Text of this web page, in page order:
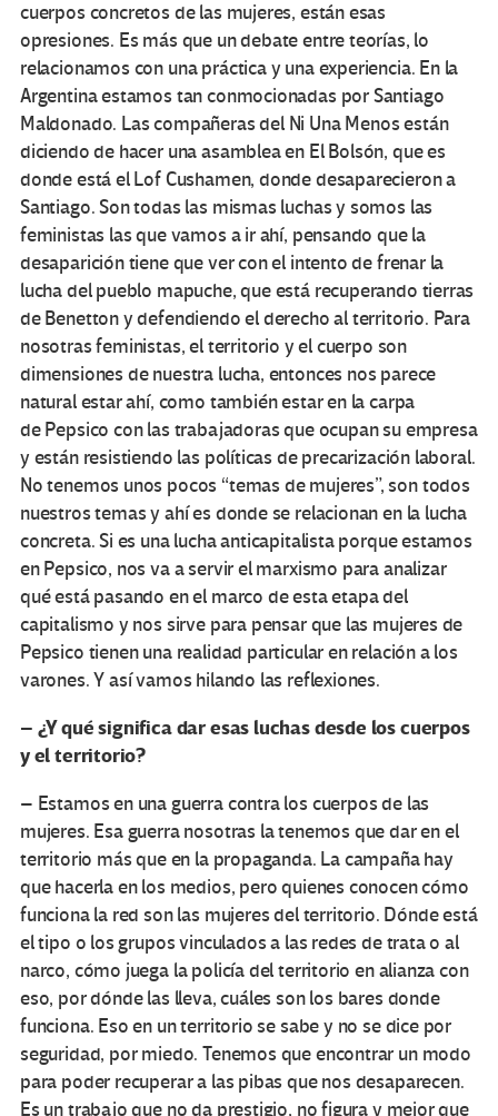
cuerpos concretos de las mujeres, están esas
opresiones. Es más que un debate entre teorías, lo
relacionamos con una práctica y una experiencia. En la
Argentina estamos tan conmocionadas por Santiago
Maldonado. Las compañeras del Ni Una Menos están
diciendo de hacer una asamblea en El Bolsón, que es
donde está el Lof Cushamen, donde desaparecieron a
Santiago. Son todas las mismas luchas y somos las
feministas las que vamos a ir ahí, pensando que la
desaparición tiene que ver con el intento de frenar la
lucha del pueblo mapuche, que está recuperando tierras
de Benetton y defendiendo el derecho al territorio. Para
nosotras feministas, el territorio y el cuerpo son
dimensiones de nuestra lucha, entonces nos parece
natural estar ahí, como también estar en la carpa
de Pepsico con las trabajadoras que ocupan su empresa
y están resistiendo las políticas de precarización laboral.
No tenemos unos pocos “temas de mujeres”, son todos
nuestros temas y ahí es donde se relacionan en la lucha
concreta. Si es una lucha anticapitalista porque estamos
en Pepsico, nos va a servir el marxismo para analizar
qué está pasando en el marco de esta etapa del
capitalismo y nos sirve para pensar que las mujeres de
Pepsico tienen una realidad particular en relación a los
varones. Y así vamos hilando las reflexiones.
– ¿Y qué significa dar esas luchas desde los cuerpos
y el territorio?
– Estamos en una guerra contra los cuerpos de las
mujeres. Esa guerra nosotras la tenemos que dar en el
territorio más que en la propaganda. La campaña hay
que hacerla en los medios, pero quienes conocen cómo
funciona la red son las mujeres del territorio. Dónde está
el tipo o los grupos vinculados a las redes de trata o al
narco, cómo juega la policía del territorio en alianza con
eso, por dónde las lleva, cuáles son los bares donde
funciona. Eso en un territorio se sabe y no se dice por
seguridad, por miedo. Tenemos que encontrar un modo
para poder recuperar a las pibas que nos desaparecen.
Es un trabajo que no da prestigio, no figura y mejor que